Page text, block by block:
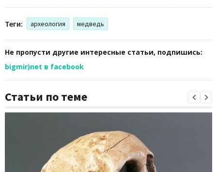
Теги: археология медведь
Не пропусти другие интересные статьи, подпишись:
bigmir)net в facebook
Статьи по теме